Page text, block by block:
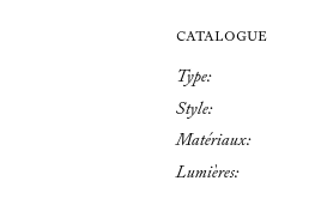
CATALOGUE
Type:
Style:
Matériaux:
Lumières: